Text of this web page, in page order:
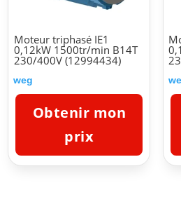
Moteur triphasé IE1
0,12kW 1500tr/min B14T
230/400V (12994434)
weg
Obtenir mon
prix